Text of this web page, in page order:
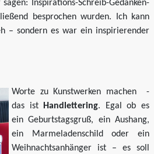
Inspirations-Schreib-Gedanken-
besprochen wurden. Ich kann
– sondern es war ein inspirierender
Worte zu Kunstwerken machen -
das ist
Handlettering. Egal ob es
ein Geburtstagsgruß, ein Aushang,
ein Marmeladenschild oder ein
Weihnachtsanhänger ist – es soll